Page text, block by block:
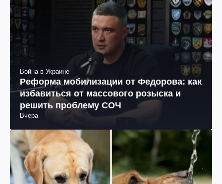
Война в Украине
Реформа мобилизации от Федорова: как
избавиться от массового розыска и
решить проблему СОЧ
Вчера